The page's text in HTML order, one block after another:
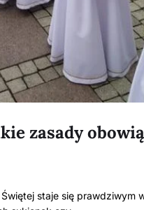
zasady
staje się prawdziwym